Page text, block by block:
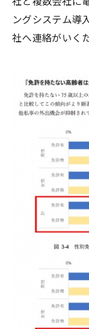
ングシステム導
社へ連絡がいく